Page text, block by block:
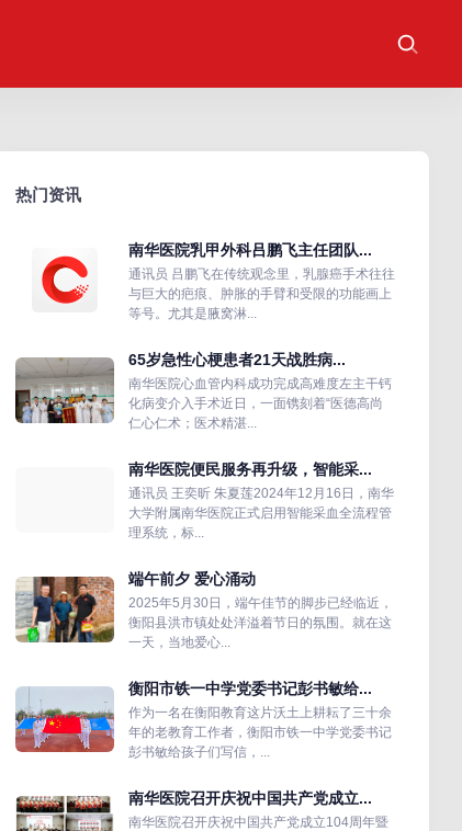
热门资讯
南华医院乳甲外科吕鹏飞主任团队...
通讯员 吕鹏飞在传统观念里，乳腺癌手术往往
与巨大的疤痕、肿胀的手臂和受限的功能画上
等号。尤其是腋窝淋...
65岁急性心梗患者21天战胜病...
南华医院心血管内科成功完成高难度左主干钙
化病变介入手术近日，一面镌刻着“医德高尚
仁心仁术；医术精湛...
南华医院便民服务再升级，智能采...
通讯员 王奕昕 朱夏莲2024年12月16日，南华
大学附属南华医院正式启用智能采血全流程管
理系统，标...
端午前夕 爱心涌动
2025年5月30日，端午佳节的脚步已经临近，
衡阳县洪市镇处处洋溢着节日的氛围。就在这
一天，当地爱心...
衡阳市铁一中学党委书记彭书敏给...
作为一名在衡阳教育这片沃土上耕耘了三十余
年的老教育工作者，衡阳市铁一中学党委书记
彭书敏给孩子们写信，...
南华医院召开庆祝中国共产党成立...
南华医院召开庆祝中国共产党成立104周年暨